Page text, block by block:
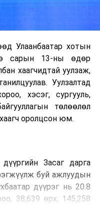
Улаанбаатар хотын
сарын 13-ны өдөр
хаагчидтай уулзаж,
Уулзалтад
хэсэг, сургууль,
төлөөлөл
оролцсон юм.
Засаг дарга
буй ажлуудын
дүүрэг нь 20.8
38,639 өрх, 145,258